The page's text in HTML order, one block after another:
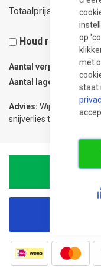
op
met
staat
Totaalprijs 31,66
Houd rekening
Aantal verpakkingen
Aantal lagen
Advies: Wij adviseren
snijverlies te